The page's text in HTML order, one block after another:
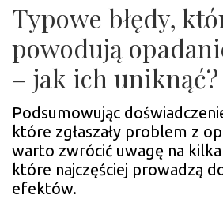
Typowe błędy,
powodują
– jak ich uniknąć?
Podsumowując
które zgłaszały problem z
warto zwrócić uwagę na
które najczęściej prowadzą
efektów.